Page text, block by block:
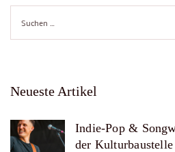
nach:
Neueste Artikel
Indie-Pop &
der Kulturbaustelle